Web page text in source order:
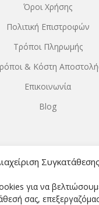
Συγκατάθεσης
για να
σας,
Όροι Χρήσης
Πολιτική Επιστροφών
Τρόποι Πληρωμής
& Κόστη
Επικοινωνία
Blog
ΠΑΡΑΣΚΕΥΗ